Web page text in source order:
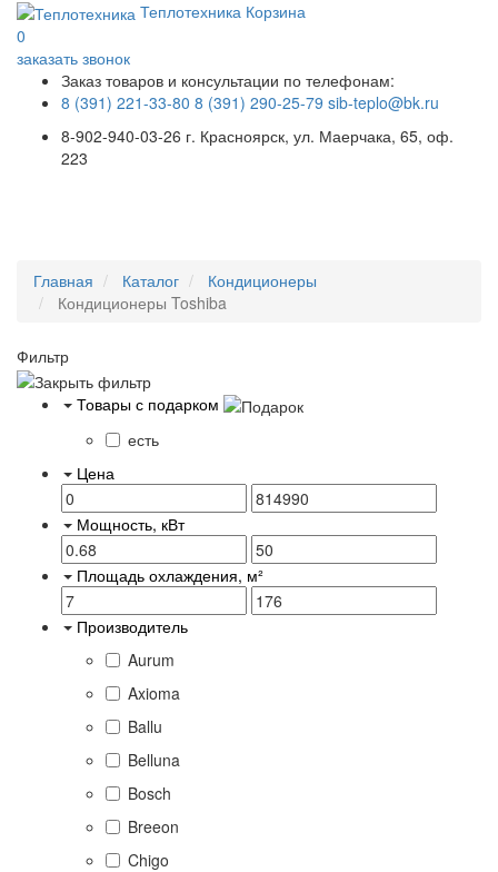
Теплотехника Корзина
0
заказать звонок
Заказ товаров и консультации по телефонам:
8 (391) 221-33-80 8 (391) 290-25-79 sib-teplo@bk.ru
8-902-940-03-26 г. Красноярск, ул. Маерчака, 65, оф.
223
Главная Каталог
Кондиционеры
Кондиционеры Toshiba
Фильтр
Товары с подарком
есть
Цена
Мощность, кВт
Площадь охлаждения, м²
Производитель
Aurum
Axioma
Ballu
Belluna
Bosch
Breeon
Chigo